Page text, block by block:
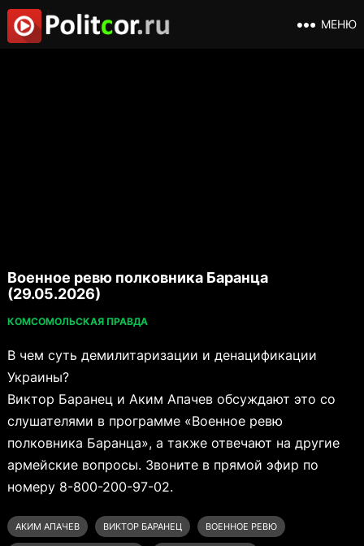
МЕНЮ
Военное ревю полковника Баранца
(29.05.2026)
КОМСОМОЛЬСКАЯ ПРАВДА
В чем суть демилитаризации и денацификации
Украины?
Виктор Баранец и Аким Апачев обсуждают это со
слушателями в программе «Военное ревю
полковника Баранца», а также отвечают на другие
армейские вопросы. Звоните в прямой эфир по
номеру 8-800-200-97-02.
АКИМ АПАЧЕВ ВИКТОР БАРАНЕЦ ВОЕННОЕ РЕВЮ